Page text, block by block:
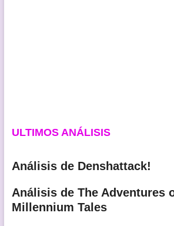
ULTIMOS ANÁLISIS
Análisis de Denshattack!
Análisis de The Adventures
Millennium Tales